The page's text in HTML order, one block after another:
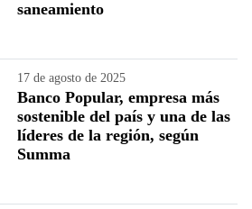
saneamiento
17 de agosto de 2025
Banco Popular, empresa más
sostenible del país y una de las
líderes de la región, según
Summa